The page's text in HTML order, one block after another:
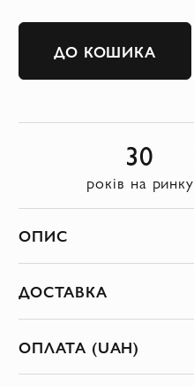
ДО КОШИКА
30
років на ринку
ОПИС
ДОСТАВКА
ОПЛАТА (UAH)